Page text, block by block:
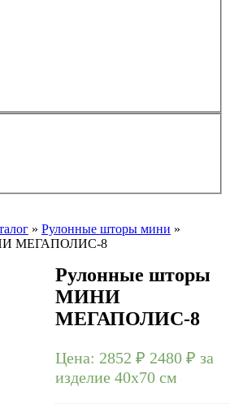
» Рулонные шторы мини »
МЕГАПОЛИС-8
Рулонные шторы
МИНИ
МЕГАПОЛИС-8
Цена: 2852 ₽ 2480 ₽ за
изделие 40х70 см